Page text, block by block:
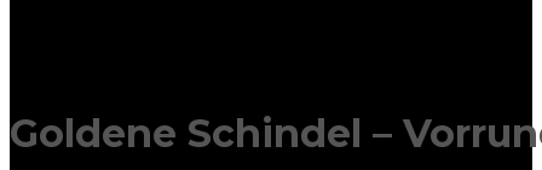
Goldene Schindel –